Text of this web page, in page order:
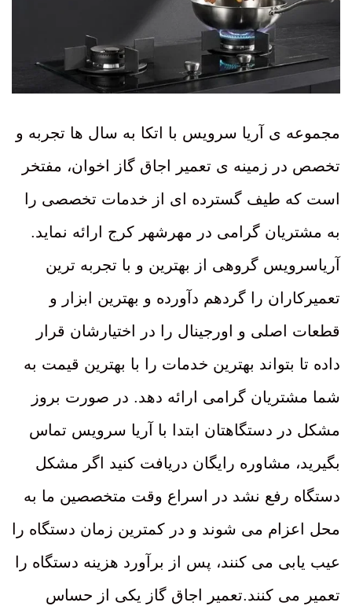
مجموعه ی آریا سرویس با اتکا به سال ها تجربه و
تخصص در زمینه ی تعمیر اجاق گاز اخوان، مفتخر
است که طیف گسترده ای از خدمات تخصصی را
به مشتریان گرامی در مهرشهر کرج ارائه نماید.
آریاسرویس گروهی از بهترین و با تجربه ترین
تعمیرکاران را گردهم دآورده و بهترین ابزار و
قطعات اصلی و اورجینال را در اختیارشان قرار
داده تا بتواند بهترین خدمات را با بهترین قیمت به
شما مشتریان گرامی ارائه دهد. در صورت بروز
مشکل در دستگاهتان ابتدا با آریا سرویس تماس
بگیرید، مشاوره رایگان دریافت کنید اگر مشکل
دستگاه رفع نشد در اسراع وقت متخصصین ما به
محل اعزام می شوند و در کمترین زمان دستگاه را
عیب یابی می کنند، پس از برآورد هزینه دستگاه را
تعمیر می کنند.تعمیر اجاق گاز یکی از حساس